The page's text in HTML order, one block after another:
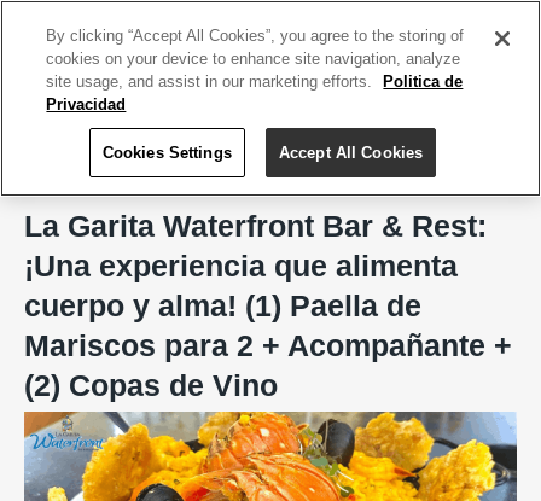
La Garita Waterfront Bar & Rest, Toa Baja
La Garita Waterfront Bar & Rest:
¡Una experiencia que alimenta
cuerpo y alma! (1) Paella de
Mariscos para 2 + Acompañante +
(2) Copas de Vino
By clicking “Accept All Cookies”, you agree to the storing of
cookies on your device to enhance site navigation, analyze
site usage, and assist in our marketing efforts.
Politica de
Privacidad
Cookies Settings Accept All Cookies